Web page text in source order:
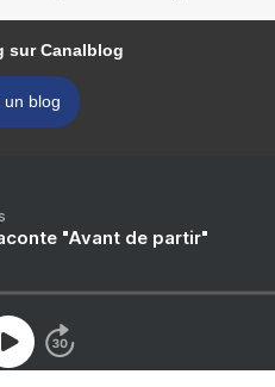
sur Canalblog
un blog
"Avant de partir"